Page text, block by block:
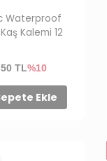
Waterproof
Kalemi 12
TL%10
Ekle